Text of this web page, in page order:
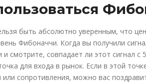
быть абсолютно уверенным, что
Фибоначчи. Когда вы получили
смотрите, совпадает ли этот сигнал с
для входа в рынок. Если в этой
сопротивления, можно вас